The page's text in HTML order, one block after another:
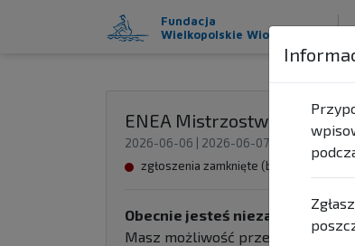
Fundacja
Wielkopolskie Wioślarstwo
ENEA Mistrzostwa Polski
2026-06-06 | 2026-06-07
zgłoszenia zamknięte (brak możliwości
Obecnie jesteś niezalogowany.
Masz możliwość przejrzenia